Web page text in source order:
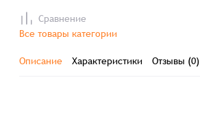
Сравнение
Все товары категории
Описание Характеристики Отзывы (0)